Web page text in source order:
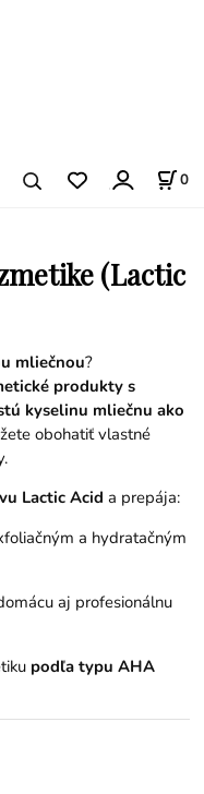
0
(Lactic
mliečnou?
produkty s
kyselinu mliečnu ako
obohatiť vlastné
Lactic Acid a prepája:
a hydratačným
aj profesionálnu
podľa typu AHA